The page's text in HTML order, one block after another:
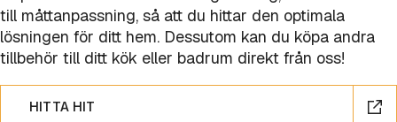
till måttanpassning, så att du hittar den optimala
lösningen för ditt hem. Dessutom kan du köpa andra
tillbehör till ditt kök eller badrum direkt från oss!
HITTA HIT